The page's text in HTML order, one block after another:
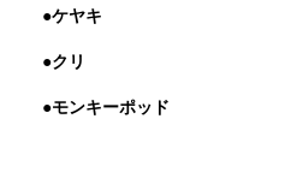
●ケヤキ
●クリ
●モンキーポッド